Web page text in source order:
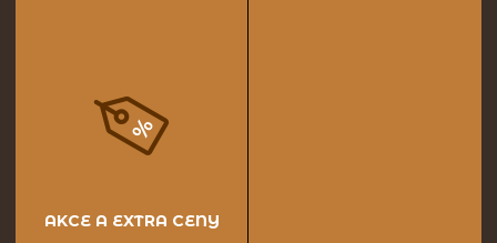
AKCE A EXTRA CENY